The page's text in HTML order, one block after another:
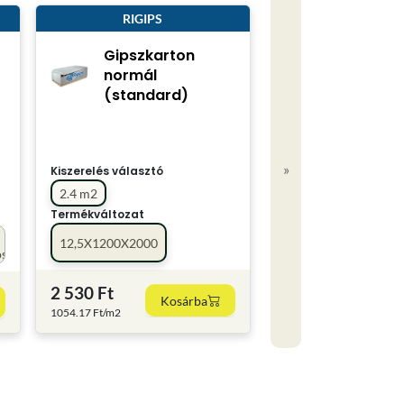
RIGIPS
Gipszkarton
normál
(standard)
Kiszerelés választó
2.4 m2
Termékváltozat
12,5X1200X2000
2 530 Ft
1054.17 Ft/m2
Kosárba
»